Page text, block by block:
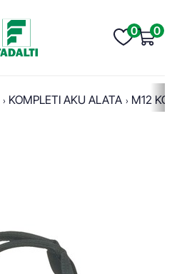
0 0
KOMPLETI AKU ALATA M12